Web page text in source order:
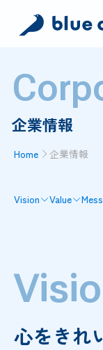
サービス
バイオリカ
施工実績
ブルークリ
0120-
日本国内向けに適応
企業情報
Home 企業情報
Vision Value
心をきれ